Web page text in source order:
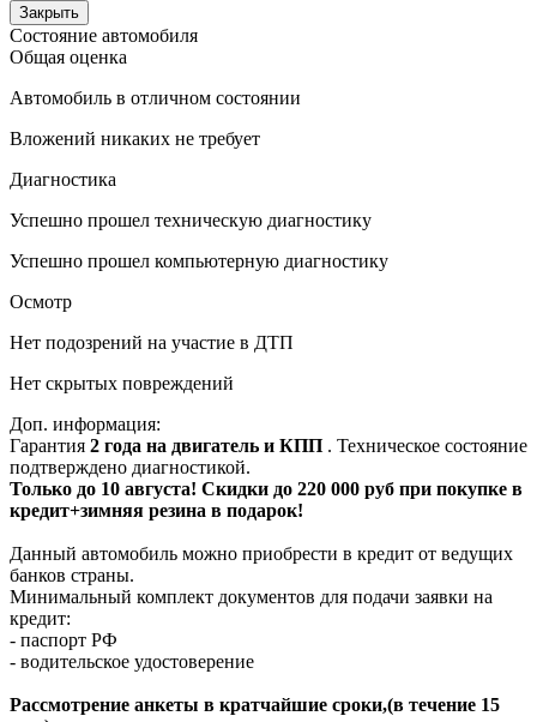
Закрыть
Состояние автомобиля
Общая оценка
Автомобиль в отличном состоянии
Вложений никаких не требует
Диагностика
Успешно прошел техническую диагностику
Успешно прошел компьютерную диагностику
Осмотр
Нет подозрений на участие в ДТП
Нет скрытых повреждений
Доп. информация:
Гарантия 2 года на двигатель и КПП . Техническое состояние
подтверждено диагностикой.
Только до 10 августа! Скидки до 220 000 руб при покупке в
кредит+зимняя резина в подарок!
Данный автомобиль можно приобрести в кредит от ведущих
банков страны.
Минимальный комплект документов для подачи заявки на
кредит:
- паспорт РФ
- водительское удостоверение
Рассмотрение анкеты в кратчайшие сроки,(в течение 15